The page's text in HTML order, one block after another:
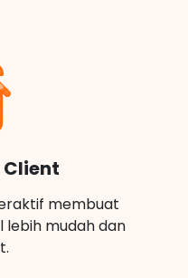
Client
membuat
lebih mudah dan